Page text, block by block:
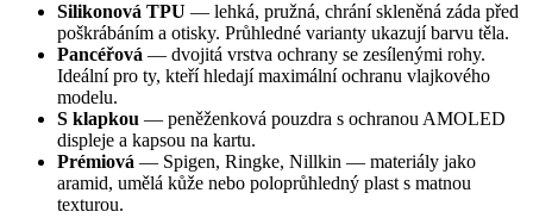
Silikonová TPU — lehká, pružná, chrání skleněná záda před
poškrábáním a otisky. Průhledné varianty ukazují barvu těla.
Pancéřová — dvojitá vrstva ochrany se zesílenými rohy.
Ideální pro ty, kteří hledají maximální ochranu vlajkového
modelu.
S klapkou — peněženková pouzdra s ochranou AMOLED
displeje a kapsou na kartu.
Prémiová — Spigen, Ringke, Nillkin — materiály jako
aramid, umělá kůže nebo poloprůhledný plast s matnou
texturou.